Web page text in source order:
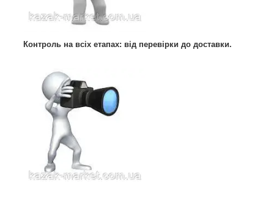
Контроль на всіх етапах: від перевірки до доставки.